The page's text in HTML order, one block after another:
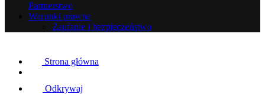
Partnerstwo
Warunki prawne
Zaufanie i bezpieczeństwo
Strona główna
Odkrywaj